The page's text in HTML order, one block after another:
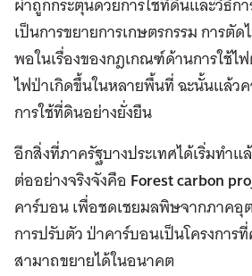
เป็นการขยายการเกษตรกรรม การตั
พอในเรื่องของกฎเกณฑ์ด้านการใช้ไ
ไฟป่าเกิดขึ้นในหลายพื้นที่ ฉะนั้นแล้ว
การใช้ที่ดินอย่างยั่งยืน
อีกสิ่งที่ภาครัฐบางประเทศได้เริ่มทำแ
ต่ออย่างจริงจังคือ Forest carbon
คาร์บอน เพื่อชดเชยมลพิษจากภาคอุ
การปรับตัว ป่าคาร์บอนเป็นโครงกา
สามาถขยายได้ในอนาคต